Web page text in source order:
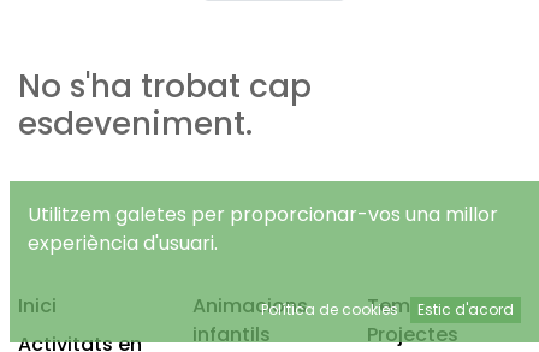
No s'ha trobat cap
esdeveniment.
Inici
Activitats en
Animacions
infantils
Temps Lliure
Projectes
Utilitzem galetes per proporcionar-vos una millor
experiència d'usuari.
Política de cookies Estic d'acord